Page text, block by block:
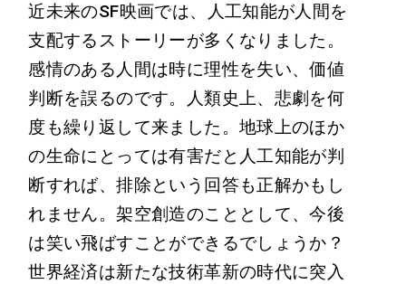
近未来のSF映画では、人工知能が人間を
支配するストーリーが多くなりました。
感情のある人間は時に理性を失い、価値
判断を誤るのです。人類史上、悲劇を何
度も繰り返して来ました。地球上のほか
の生命にとっては有害だと人工知能が判
断すれば、排除という回答も正解かもし
れません。架空創造のこととして、今後
は笑い飛ばすことができるでしょうか？
世界経済は新たな技術革新の時代に突入